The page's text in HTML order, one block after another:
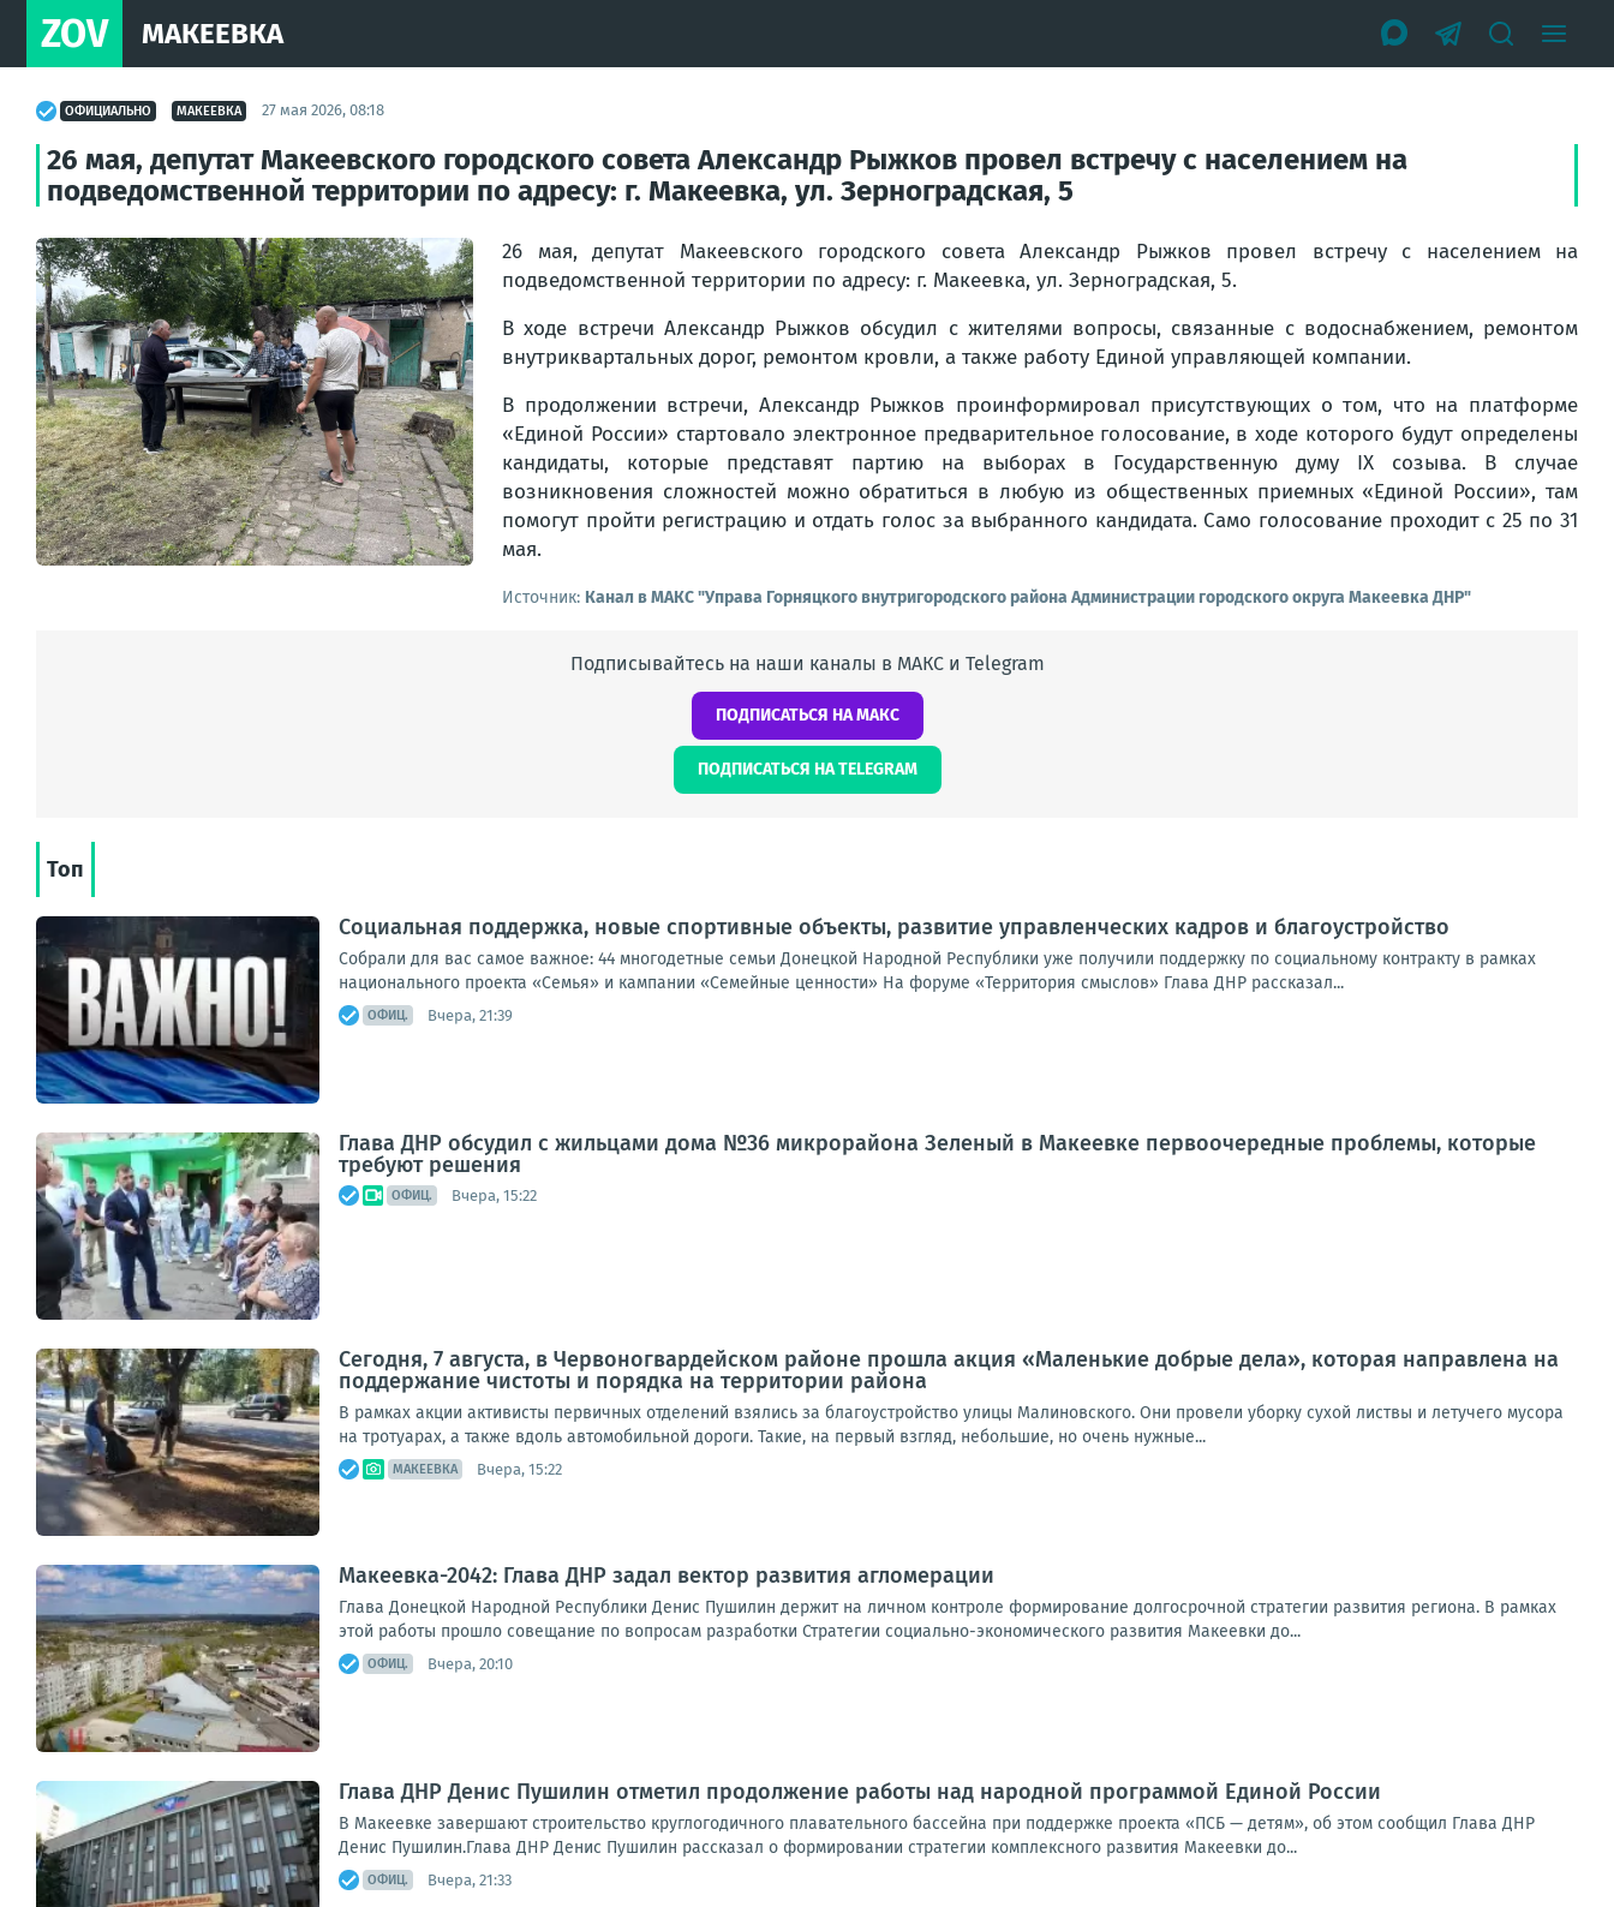
ZOV МАКЕЕВКА
ОФИЦИАЛЬНО МАКЕЕВКА 27 мая 2026, 08:18
26 мая, депутат Макеевского городского совета Александр Рыжков провел встречу с населением на
подведомственной территории по адресу: г. Макеевка, ул. Зерноградская, 5
26 мая, депутат Макеевского городского совета Александр Рыжков провел встречу с населением на
подведомственной территории по адресу: г. Макеевка, ул. Зерноградская, 5.
В ходе встречи Александр Рыжков обсудил с жителями вопросы, связанные с водоснабжением, ремонтом
внутриквартальных дорог, ремонтом кровли, а также работу Единой управляющей компании.
В продолжении встречи, Александр Рыжков проинформировал присутствующих о том, что на платформе
«Единой России» стартовало электронное предварительное голосование, в ходе которого будут определены
кандидаты, которые представят партию на выборах в Государственную думу IX созыва. В случае
возникновения сложностей можно обратиться в любую из общественных приемных «Единой России», там
помогут пройти регистрацию и отдать голос за выбранного кандидата. Само голосование проходит с 25 по 31
мая.
Источник: Канал в МАКС "Управа Горняцкого внутригородского района Администрации городского округа Макеевка ДНР"
Подписывайтесь на наши каналы в МАКС и Telegram
ПОДПИСАТЬСЯ НА МАКС
ПОДПИСАТЬСЯ НА TELEGRAM
Топ
Социальная поддержка, новые спортивные объекты, развитие управленческих кадров и благоустройство
Собрали для вас самое важное: 44 многодетные семьи Донецкой Народной Республики уже получили поддержку по социальному контракту в рамках
национального проекта «Семья» и кампании «Семейные ценности» На форуме «Территория смыслов» Глава ДНР рассказал...
ОФИЦ. Вчера, 21:39
Глава ДНР обсудил с жильцами дома №36 микрорайона Зеленый в Макеевке первоочередные проблемы, которые
требуют решения
ОФИЦ. Вчера, 15:22
Сегодня, 7 августа, в Червоногвардейском районе прошла акция «Маленькие добрые дела», которая направлена на
поддержание чистоты и порядка на территории района
В рамках акции активисты первичных отделений взялись за благоустройство улицы Малиновского. Они провели уборку сухой листвы и летучего мусора
на тротуарах, а также вдоль автомобильной дороги. Такие, на первый взгляд, небольшие, но очень нужные...
МАКЕЕВКА Вчера, 15:22
Макеевка-2042: Глава ДНР задал вектор развития агломерации
Глава Донецкой Народной Республики Денис Пушилин держит на личном контроле формирование долгосрочной стратегии развития региона. В рамках
этой работы прошло совещание по вопросам разработки Стратегии социально-экономического развития Макеевки до...
ОФИЦ. Вчера, 20:10
Глава ДНР Денис Пушилин отметил продолжение работы над народной программой Единой России
В Макеевке завершают строительство круглогодичного плавательного бассейна при поддержке проекта «ПСБ — детям», об этом сообщил Глава ДНР
Денис Пушилин.Глава ДНР Денис Пушилин рассказал о формировании стратегии комплексного развития Макеевки до...
ОФИЦ. Вчера, 21:33